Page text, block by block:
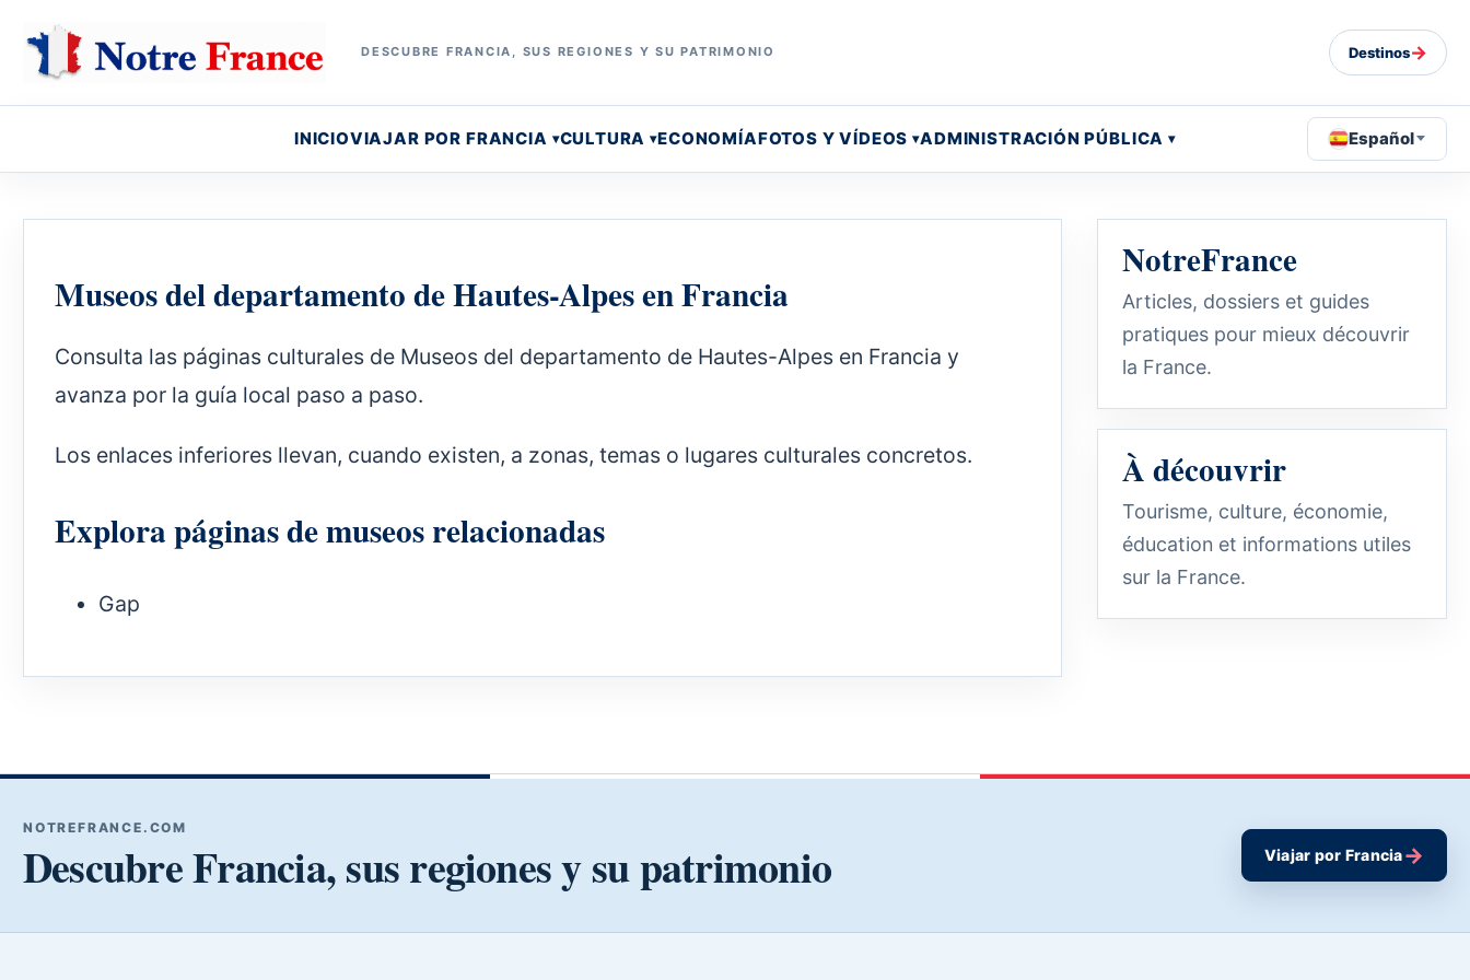
DESCUBRE FRANCIA, SUS REGIONES Y SU PATRIMONIO Destinos→
INICIOVIAJAR POR FRANCIA CULTURA ECONOMÍAFOTOS Y VÍDEOS ADMINISTRACIÓN PÚBLICA Español
Museos del departamento de Hautes-Alpes en Francia
Consulta las páginas culturales de Museos del departamento de Hautes-Alpes en Francia y
avanza por la guía local paso a paso.
Los enlaces inferiores llevan, cuando existen, a zonas, temas o lugares culturales concretos.
Explora páginas de museos relacionadas
Gap
NotreFrance
Articles, dossiers et guides
pratiques pour mieux découvrir
la France.
À découvrir
Tourisme, culture, économie,
éducation et informations utiles
sur la France.
NOTREFRANCE.COM
Descubre Francia, sus regiones y su patrimonio Viajar por Francia→